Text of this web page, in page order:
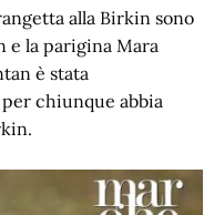
alla Birkin sono
e la parigina Mara
è stata
chiunque abbia